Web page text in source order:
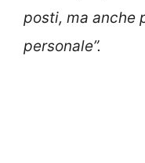
posti, ma anche
personale”.